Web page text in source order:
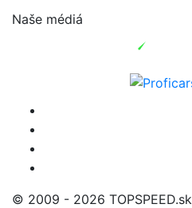
Naše médiá
© 2009 - 2026 TOPSPEED.sk